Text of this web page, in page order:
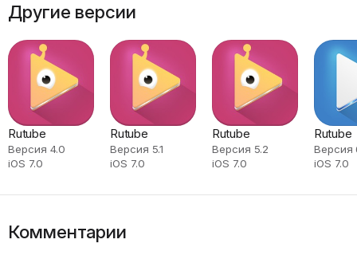
Другие версии
Rutube
Версия 4.0
iOS 7.0
Rutube
Версия 5.1
iOS 7.0
Rutube
Версия 5.2
iOS 7.0
Rutube
Версия
iOS 7.0
Комментарии